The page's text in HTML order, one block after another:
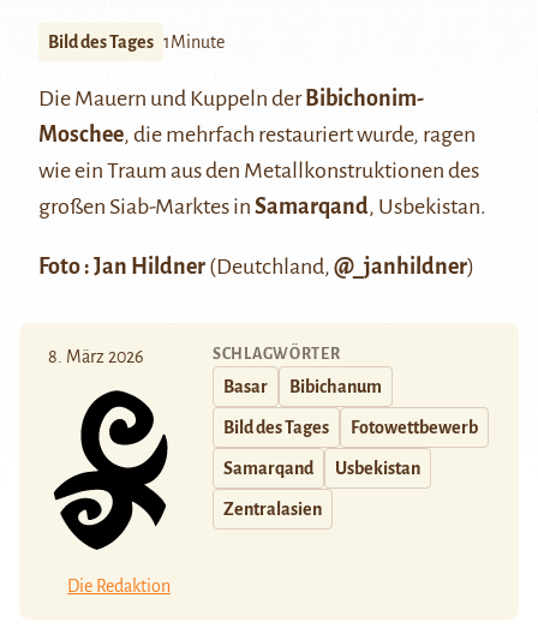
Bild des Tages 1Minute
Die Mauern und Kuppeln derBibichonim-
Moschee, die mehrfach restauriert wurde, ragen
wie ein Traum aus den Metallkonstruktionen des
großen Siab-Marktes in Samarqand, Usbekistan.
Foto : Jan Hildner (Deutchland, @_janhildner)
8. März 2026
Die Redaktion
SCHLAGWÖRTER
Basar Bibichanum
Bild des Tages Fotowettbewerb
Samarqand Usbekistan
Zentralasien